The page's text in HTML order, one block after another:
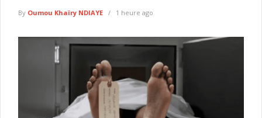
By Oumou Khaïry NDIAYE 1 heure ago